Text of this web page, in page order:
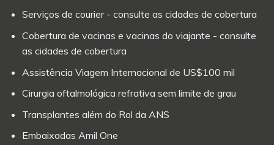
Serviços de courier - consulte as cidades de cobertura
Cobertura de vacinas e vacinas do viajante - consulte
as cidades de cobertura
Assistência Viagem Internacional de US$100 mil
Cirurgia oftalmológica refrativa sem limite de grau
Transplantes além do Rol da ANS
Embaixadas Amil One